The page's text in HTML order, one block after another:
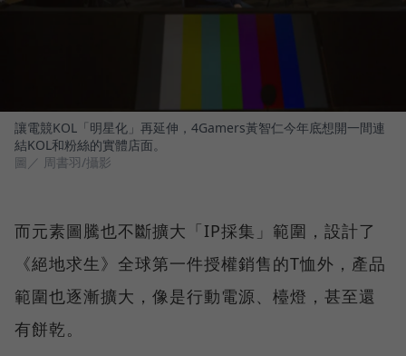
讓電競KOL「明星化」再延伸，4Gamers黃智仁今年底想開一間連
結KOL和粉絲的實體店面。
圖／ 周書羽/攝影
而元素圖騰也不斷擴大「IP採集」範圍，設計了
《絕地求生》全球第一件授權銷售的T恤外，產品
範圍也逐漸擴大，像是行動電源、檯燈，甚至還
有餅乾。